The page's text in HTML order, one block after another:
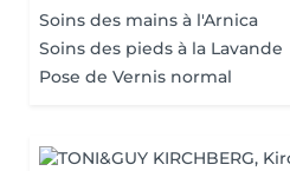
Soins des mains à l'Arnica
Soins des pieds à la Lavande
Pose de Vernis normal